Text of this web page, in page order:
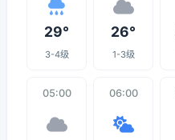
29°
3-4级
26°
1-3级
05:00 06:00